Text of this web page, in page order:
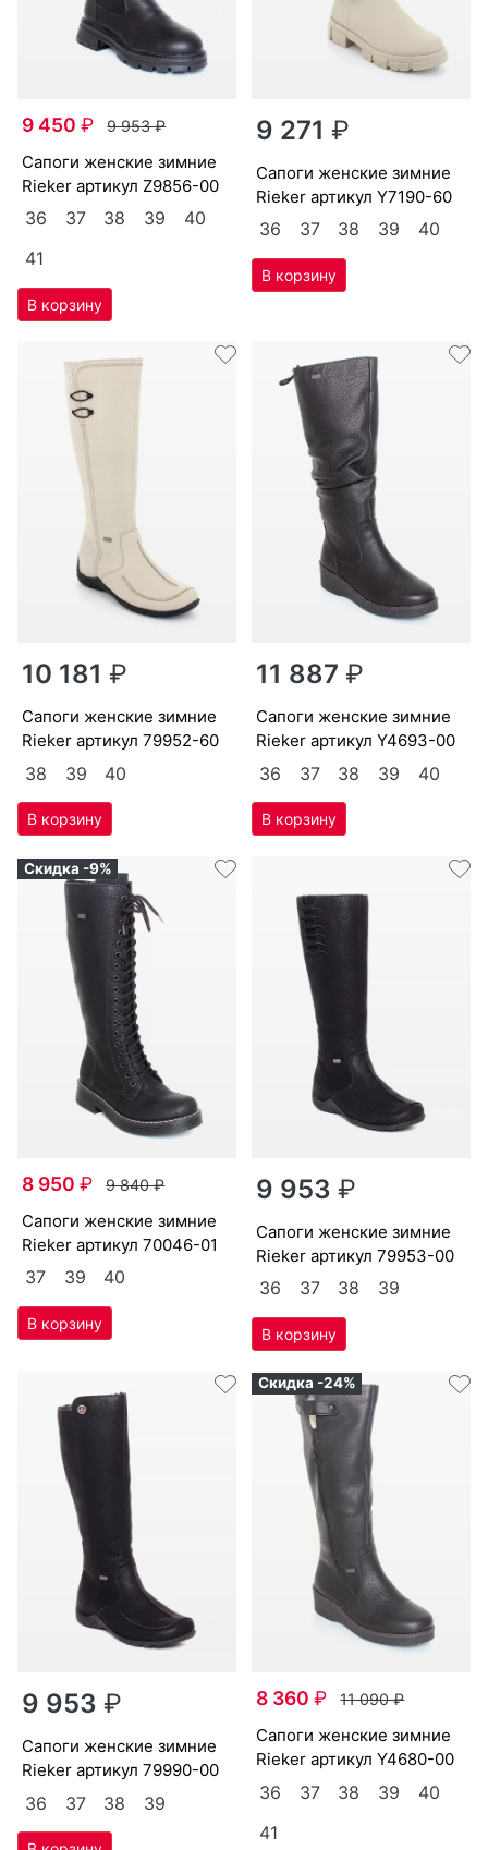
9 450₽ 9 953₽
са­поги женс­кие зим­ние
Ri­eker артикулZ9856-00
36 37 38 39
40
41
9 271₽
са­поги женс­кие зим­ние
Ri­eker артикулY7190-60
36 37 38 39 40
10 181₽
са­поги женс­кие зим­ние
Ri­eker артикул79952-60
38 39 40
11 887₽
са­поги женс­кие зим­ние
Ri­eker артикулY4693-00
36 37 38 39 40
Скидка -9%
8 950₽ 9 840₽
са­поги женс­кие зим­ние
Ri­eker артикул70046-01
37 39 40
9 953₽
са­поги женс­кие зим­ние
Ri­eker артикул79953-00
36 37 38 39
9 953₽
са­поги женс­кие зим­ние
Ri­eker артикул79990-00
36 37 38 39
Скидка -24%
8 360₽ 11 090₽
са­поги женс­кие зим­ние
Ri­eker артикулY4680-00
36 37 38 39
40
41